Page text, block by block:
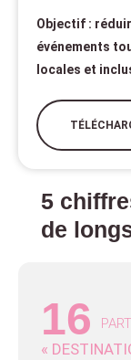
Objectif :
événements
locales et
5
de
16
«